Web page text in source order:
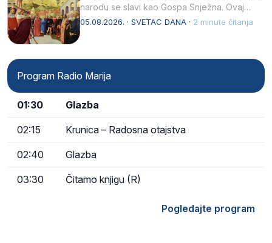
narodu se slavi kao Gospa Snježna. Ovaj
naziv, Sancta Maria…
05.08.2026. · SVETAC DANA · 2 minute čitanja
Program Radio Marija
01:30 Glazba
02:15 Krunica – Radosna otajstva
02:40 Glazba
03:30 Čitamo knjigu (R)
Pogledajte program